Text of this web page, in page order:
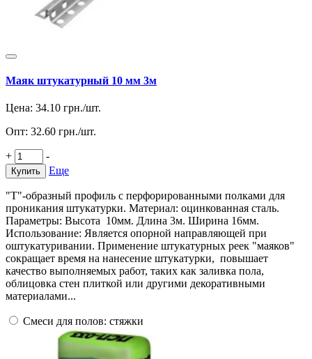
Маяк штукатурный 10 мм 3м
Цена: 34.10 грн./шт.
Опт: 32.60 грн./шт.
+ -
Купить Еще
"Т"-образный профиль с перфорированными полками для
проникания штукатурки. Материал: оцинкованная сталь.
Параметры: Высота 10мм. Длина 3м. Ширина 16мм.
Использование: Является опорной направляющей при
оштукатуривании. Применение штукатурных реек "маяков"
сокращает время на нанесение штукатурки, повышает
качество выполняемых работ, таких как заливка пола,
облицовка стен плиткой или другими декоративными
материалами...
Смеси для полов: стяжки